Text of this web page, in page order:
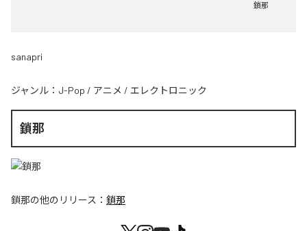
鎖那
sanapri
ジャンル： J-Pop / アニメ / エレクトロニック
鎖那
鎖那の他のリリース： 鎖那